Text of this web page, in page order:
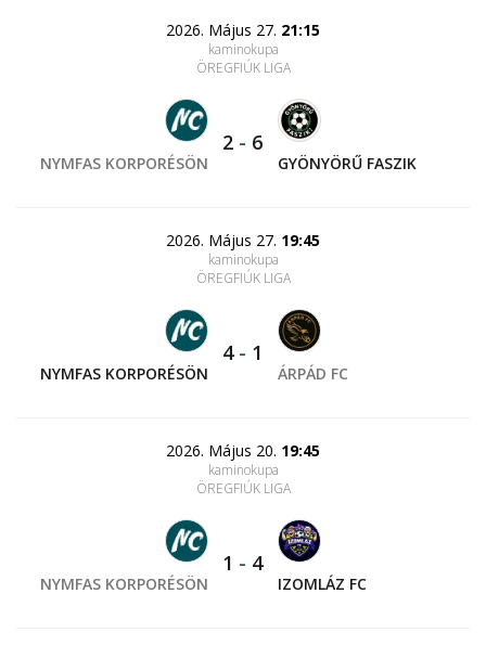
2026. Május 27. 21:15
kaminokupa
ÖREGFIÚK LIGA
NYMFAS KORPORÉSÖN
2 - 6
GYÖNYÖRŰ FASZIK
2026. Május 27. 19:45
kaminokupa
ÖREGFIÚK LIGA
NYMFAS KORPORÉSÖN
4- 1
ÁRPÁD FC
2026. Május 20. 19:45
kaminokupa
ÖREGFIÚK LIGA
NYMFAS KORPORÉSÖN
1 - 4
IZOMLÁZ FC